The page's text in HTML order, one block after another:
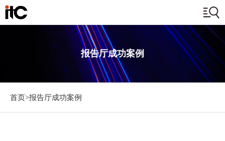
报告厅成功案例
首页>报告厅成功案例